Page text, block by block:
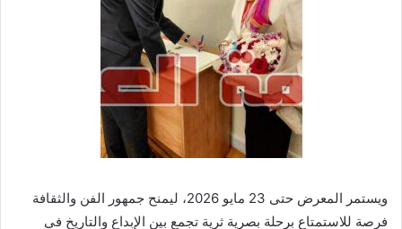
ويستمر المعرض حتى 23 مايو 2026، ليمنح جمهور الفن والثقافة
فرصة للاستمتاع برحلة بصرية ثرية تجمع بين الإبداع والتاريخ في